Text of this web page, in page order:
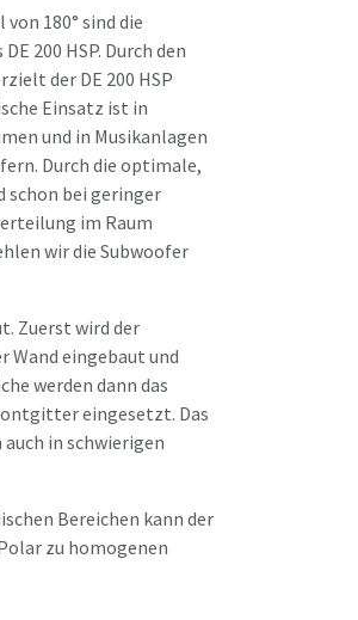
180° sind die
200 HSP. Durch den
der DE 200 HSP
Einsatz ist in
und in Musikanlagen
Durch die optimale,
bei geringer
im Raum
wir die Subwoofer
Zuerst wird der
Wand eingebaut und
werden dann das
eingesetzt. Das
in schwierigen
­Bereichen kann der
zu homogenen